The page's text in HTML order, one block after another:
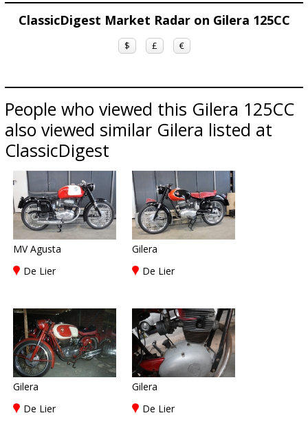
ClassicDigest Market Radar on Gilera 125CC
$ £ €
People who viewed this Gilera 125CC
also viewed similar Gilera listed at
ClassicDigest
MV Agusta
De Lier
Gilera
De Lier
Gilera
De Lier
Gilera
De Lier